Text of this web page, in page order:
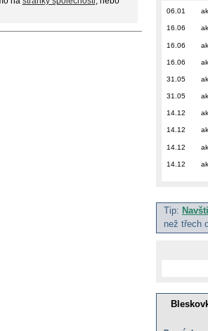
06.01
16.06
16.06
16.06
31.05
31.05
14.12
14.12
14.12
14.12
Tip:
než třech